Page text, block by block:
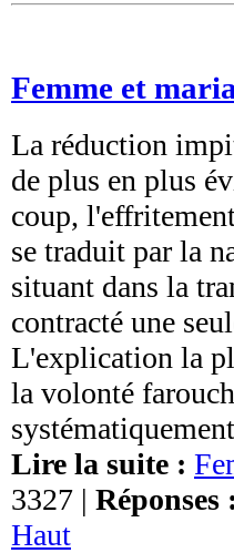
Femme et
La réduction
de plus en plus
coup,
se traduit par la
situant dans la
contracté une
L'explication la
la volonté
Lire la suite :
3327 | Réponses :
Haut